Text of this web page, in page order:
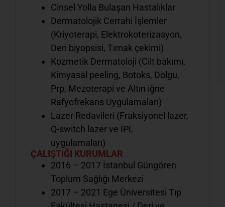
Cinsel Yolla Bulaşan Hastalıklar
Dermatolojik Cerrahi İşlemler
(Kriyoterapi, Elektrokoterizasyon,
Deri biyopsisi, Tırnak çekimi)
Kozmetik Dermatoloji (Cilt bakımı,
Kimyasal peeling, Botoks, Dolgu,
Prp, Mezoterapi ve Altın iğne
Rafyofrekans Uygulamaları)
Lazer Redavileri (Fraksiyonel lazer,
Q-switch lazer ve IPL
uygulamaları)
ÇALIŞTIĞI KURUMLAR
2016 – 2017 İstanbul Güngören
Toplum Sağlığı Merkezi
2017 – 2021 Ege Üniversitesi Tıp